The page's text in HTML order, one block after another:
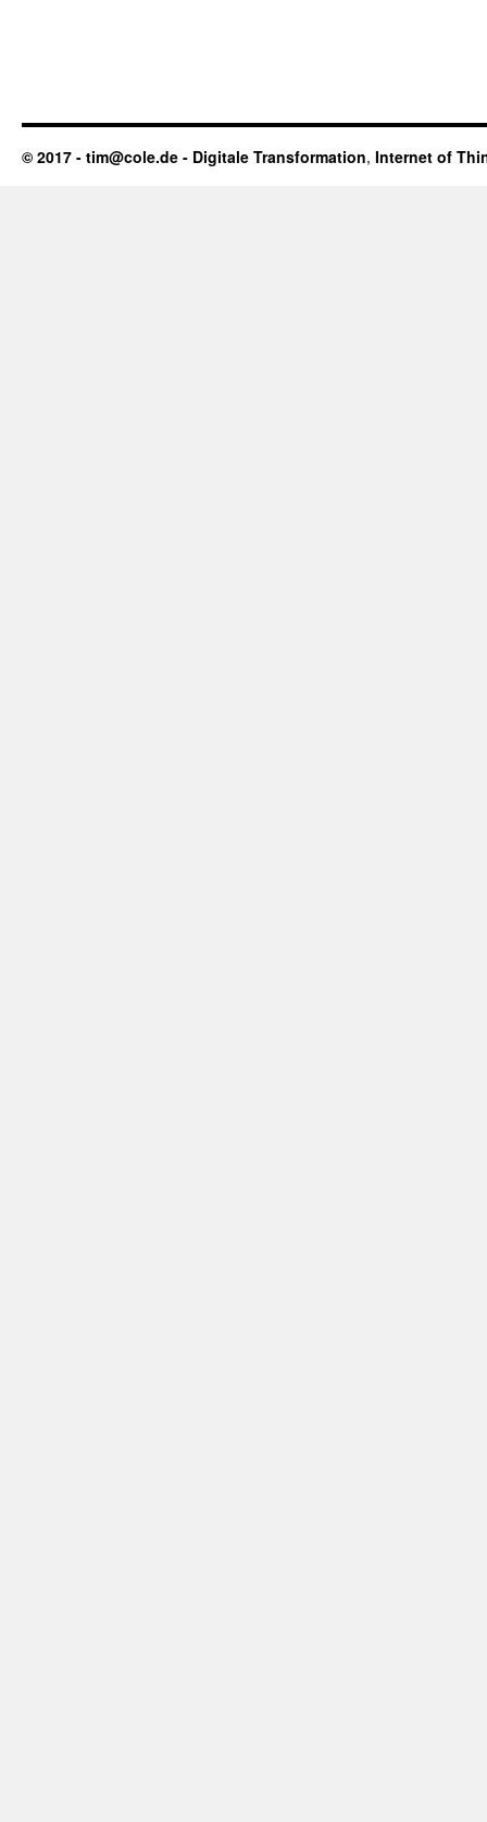
© 2017 - tim@cole.de - Digitale Transformation, Internet of